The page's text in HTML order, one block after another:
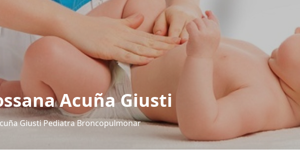
Acuña Giusti
Giusti Pediatra Broncopulmonar